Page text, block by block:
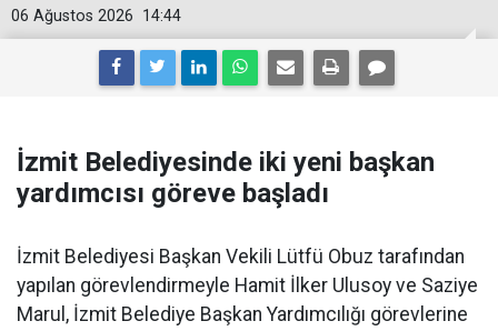
14:44
06 Ağustos 2026
İzmit Belediyesinde iki yeni başkan
yardımcısı göreve başladı
İzmit Belediyesi Başkan Vekili Lütfü Obuz tarafından
yapılan görevlendirmeyle Hamit İlker Ulusoy ve Saziye
Marul, İzmit Belediye Başkan Yardımcılığı görevlerine